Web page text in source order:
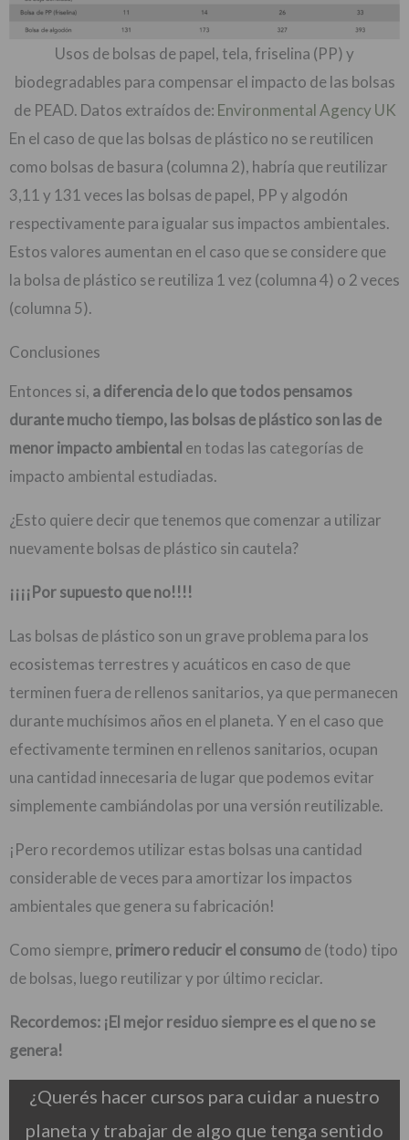
Usos de bolsas de papel, tela, friselina (PP) y
biodegradables para compensar el impacto de las bolsas
de PEAD. Datos extraídos de: Environmental Agency UK
En el caso de que las bolsas de plástico no se reutilicen
como bolsas de basura (columna 2), habría que reutilizar
3,11 y 131 veces las bolsas de papel, PP y algodón
respectivamente para igualar sus impactos ambientales.
Estos valores aumentan en el caso que se considere que
la bolsa de plástico se reutiliza 1 vez (columna 4) o 2 veces
(columna 5).
Conclusiones
Entonces si, a diferencia de lo que todos pensamos
durante mucho tiempo, las bolsas de plástico son las de
menor impacto ambiental en todas las categorías de
impacto ambiental estudiadas.
¿Esto quiere decir que tenemos que comenzar a utilizar
nuevamente bolsas de plástico sin cautela?
¡¡¡¡Por supuesto que no!!!!
Las bolsas de plástico son un grave problema para los
ecosistemas terrestres y acuáticos en caso de que
terminen fuera de rellenos sanitarios, ya que permanecen
durante muchísimos años en el planeta. Y en el caso que
efectivamente terminen en rellenos sanitarios, ocupan
una cantidad innecesaria de lugar que podemos evitar
simplemente cambiándolas por una versión reutilizable.
¡Pero recordemos utilizar estas bolsas una cantidad
considerable de veces para amortizar los impactos
ambientales que genera su fabricación!
Como siempre, primero reducir el consumode (todo) tipo
de bolsas, luego reutilizar y por último reciclar.
Recordemos: ¡El mejor residuo siempre es el que no se
genera!
¿Querés hacer cursos para cuidar a nuestro
planeta y trabajar de algo que tenga sentido